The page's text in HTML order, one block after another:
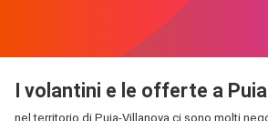
I volantini e le offerte a
nel territorio di Puia-Villanova ci sono molti